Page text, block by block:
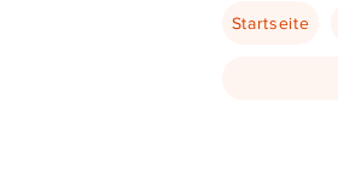
Startseite